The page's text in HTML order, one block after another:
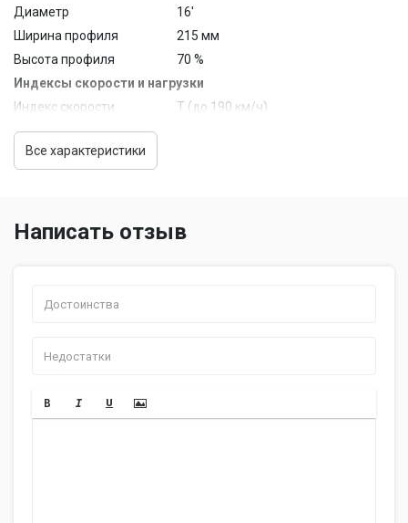
Диаметр
16'
Ширина профиля
215 мм
Высота профиля
70 %
Индексы скорости и нагрузки
Индекс скорости
T (до 190 км/ч)
Индекс нагрузки
Другие функции и особенности
Направленные шины
да
Все характеристики
Написать отзыв